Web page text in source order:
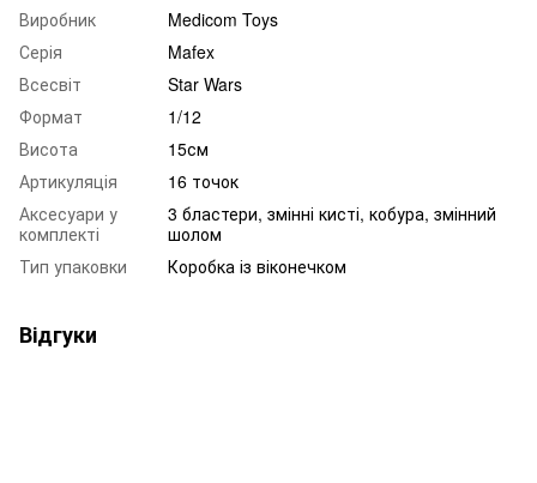
Виробник
Medicom Toys
Серія
Mafex
Всесвіт
Star Wars
Формат
1/12
Висота
15см
Артикуляція
16 точок
Аксесуари у
комплекті
3 бластери, змінні кисті, кобура, змінний
шолом
Тип упаковки
Коробка із віконечком
Відгуки